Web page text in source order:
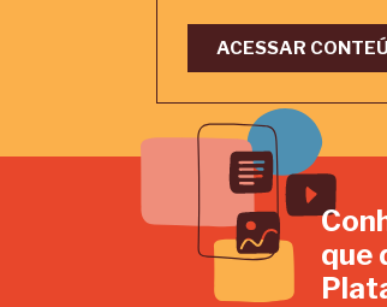
ACESSAR
que